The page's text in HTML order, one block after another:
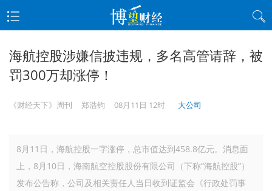
海航控股涉嫌信披违规，多名高管请辞，被
罚300万却涨停！
《财经天下》周刊 郑浩钧 08月11日 12时 大公司
8月11日，海航控股一字涨停，总市值达到458.8亿元。消息面
上，8月10日，海南航空控股股份有限公司（下称“海航控股”）
发布公告称，公司及相关责任人当日收到证监会《行政处罚事